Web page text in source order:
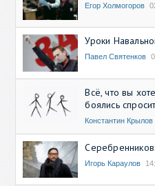
Егор Холмогоров
Уроки
Павел Святенков
Всё, что вы
боялись
Константин Крылов
Игорь Караулов